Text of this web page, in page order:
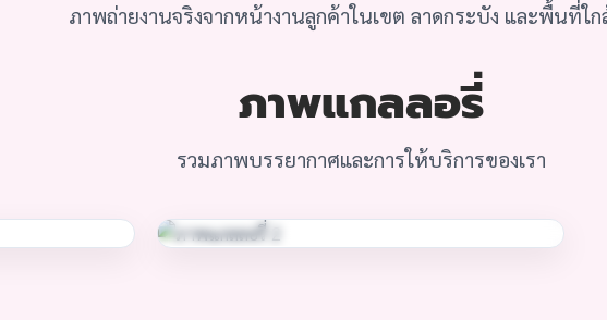
ภาพถ่ายงานจริงจากหน้างานลูกค้าในเขต ลาดกระบัง และพื้นที่ใก
ภาพแกลลอรี่
รวมภาพบรรยากาศและการให้บริการของเรา